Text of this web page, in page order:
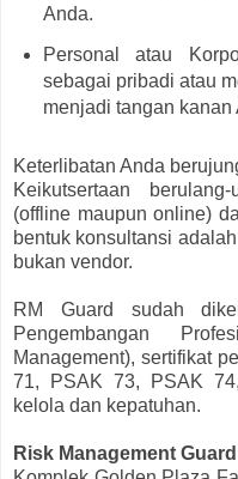
Anda.
Personal atau
sebagai pribadi atau
menjadi tangan kanan
Keterlibatan Anda
Keikutsertaan
(offline maupun online)
bentuk konsultansi
bukan vendor.
RM Guard sudah
Pengembangan
Management), sertifikat
71, PSAK 73, PSAK
kelola dan kepatuhan.
Risk Management Guard